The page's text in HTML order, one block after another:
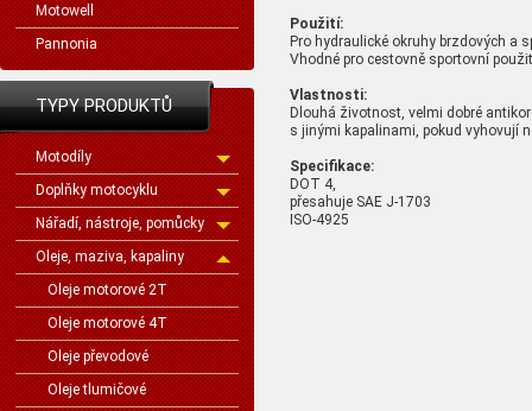
Motowell
Pannonia
TYPY PRODUKTŮ
Motodíly
Doplňky motocyklu
Nářadí, nástroje, pomůcky
Oleje, maziva, kapaliny
Oleje motorové 2T
Oleje motorové 4T
Oleje převodové
Oleje tlumičové
Použití:
Pro hydraulické okruhy brzdových a
Vhodné pro cestovně sportovní
Vlastnosti:
Dlouhá životnost, velmi dobré
s jinými kapalinami, pokud vyhovují
Specifikace:
DOT 4,
přesahuje SAE J-1703
ISO-4925